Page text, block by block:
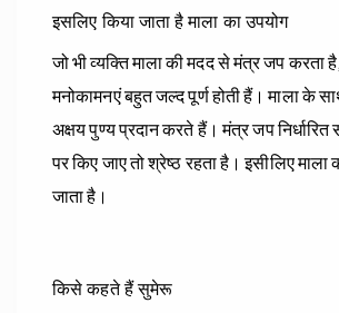
इसलिए किया जाता है माला का उपयोग
जो भी व्यक्ति माला की मदद से मंत्र जप करता
मनोकामनएं बहुत जल्द पूर्ण होती हैं। माला के
अक्षय पुण्य प्रदान करते हैं। मंत्र जप
पर किए जाए तो श्रेष्ठ रहता है। इसीलिए माला
जाता है।
किसे कहते हैं सुमेरू